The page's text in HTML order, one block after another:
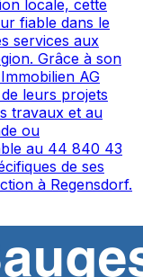
locale, cette
fiable dans le
services aux
Grâce à son
AG
leurs projets
travaux et au
ou
au 44 840 43
de ses
à Regensdorf.